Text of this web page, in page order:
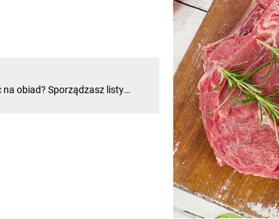
obiad? Sporządzasz listy